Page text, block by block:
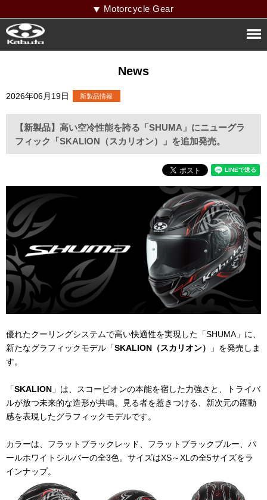
Motorcycle Gear
News
2026年06月19日
【新製品】高い空冷性能を誇る「SHUMA」にニューグラ
フィック「SKALION（スカリオン）」を追加発売。
優れたクーリングシステムで高い快適性を実現した「SHUMA」に、
新たなグラフィックモデル「SKALION （スカリオン）
」を発売しま
す。
「SKALION 」は、スコーピオンの本能を宿した力強さと、トライバ
ルが放つ未来的な造形が共鳴。見る者を惹きつける、新次元の躍動
感を表現したグラフィックモデルです。
カラーは、フラットブラックレッド、フラットブラックブルー、パ
ールホワイトシルバーの全3色。サイズはXS～XLの全5サイズをラ
インナップ。